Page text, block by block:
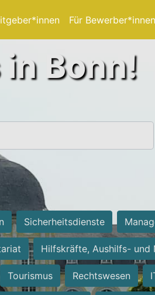
Für Bewerber*innen
Bonn!
Sicherheitsdienste
Hilfskräfte, Aushilfs- und
Tourismus Rechtswesen